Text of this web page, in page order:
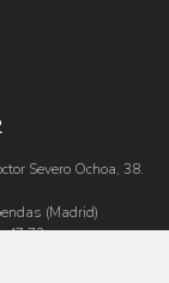
Severo Ochoa, 38.
(Madrid)
47 73